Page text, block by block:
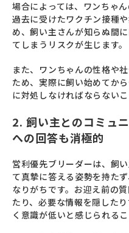
場合によっては、ワンちゃ
過去に受けたワクチン接種
め、飼い主さんが知らぬ間
てしまうリスクが生じます。
また、ワンちゃんの性格や
ため、実際に飼い始めてか
に対処しなければならないこ
2. 飼い主とのコミュ
への回答も消極的
営利優先ブリーダーは、飼
て真摯に答える姿勢を持た
なりがちです。お迎え前の
たり、必要な情報を隠した
く意識が低いと感じられるこ